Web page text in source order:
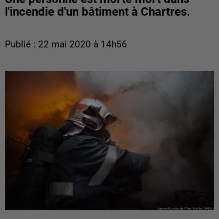
l'incendie d'un bâtiment à Chartres.
Publié : 22 mai 2020 à 14h56